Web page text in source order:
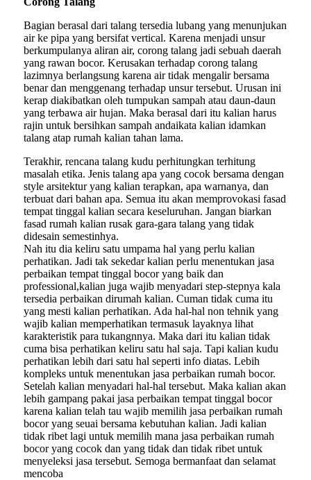
Bagian berasal dari talang tersedia lubang yang menunjukan
air ke pipa yang bersifat vertical. Karena menjadi unsur
berkumpulanya aliran air, corong talang jadi sebuah daerah
yang rawan bocor. Kerusakan terhadap corong talang
lazimnya berlangsung karena air tidak mengalir bersama
benar dan menggenang terhadap unsur tersebut. Urusan ini
kerap diakibatkan oleh tumpukan sampah atau daun-daun
yang terbawa air hujan. Maka berasal dari itu kalian harus
rajin untuk bersihkan sampah andaikata kalian idamkan
talang atap rumah kalian tahan lama.
Terakhir, rencana talang kudu perhitungkan terhitung
masalah etika. Jenis talang apa yang cocok bersama dengan
style arsitektur yang kalian terapkan, apa warnanya, dan
terbuat dari bahan apa. Semua itu akan memprovokasi fasad
tempat tinggal kalian secara keseluruhan. Jangan biarkan
fasad rumah kalian rusak gara-gara talang yang tidak
didesain semestinhya.
Nah itu dia keliru satu umpama hal yang perlu kalian
perhatikan. Jadi tak sekedar kalian perlu menentukan jasa
perbaikan tempat tinggal bocor yang baik dan
professional,kalian juga wajib menyadari step-stepnya kala
tersedia perbaikan dirumah kalian. Cuman tidak cuma itu
yang mesti kalian perhatikan. Ada hal-hal non tehnik yang
wajib kalian memperhatikan termasuk layaknya lihat
karakteristik para tukangnnya. Maka dari itu kalian tidak
cuma bisa perhatikan keliru satu hal saja. Tapi kalian kudu
perhatikan lebih dari satu hal seperti info diatas. Lebih
kompleks untuk menentukan jasa perbaikan rumah bocor.
Setelah kalian menyadari hal-hal tersebut. Maka kalian akan
lebih gampang pakai jasa perbaikan tempat tinggal bocor
karena kalian telah tau wajib memilih jasa perbaikan rumah
bocor yang seuai bersama kebutuhan kalian. Jadi kalian
tidak ribet lagi untuk memilih mana jasa perbaikan rumah
bocor yang cocok dan yang tidak dan tidak ribet untuk
menyeleksi jasa tersebut. Semoga bermanfaat dan selamat
mencoba